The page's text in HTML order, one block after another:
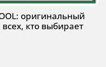
оригинальный
кто выбирает